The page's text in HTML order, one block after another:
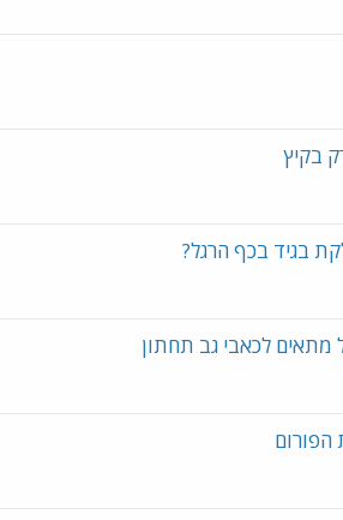
בקיץ
בגיד בכף הרגל?
מתאים לכאבי גב תחתון
הפורום